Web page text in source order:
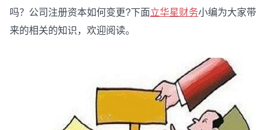
吗？公司注册资本如何变更?下面立华星财务小编为大家带
来的相关的知识，欢迎阅读。